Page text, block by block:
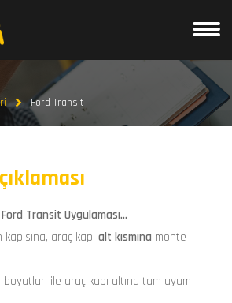
Ford Transit
Transit Uygulaması...
araç kapı alt kısmına monte
boyutları ile araç kapı altına tam uyum